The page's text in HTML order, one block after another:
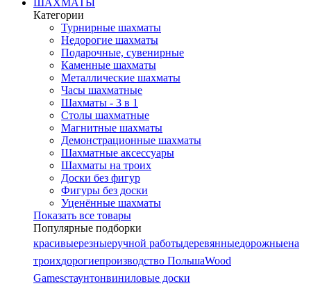
ШАХМАТЫ
Категории
Турнирные шахматы
Недорогие шахматы
Подарочные, сувенирные
Каменные шахматы
Металлические шахматы
Часы шахматные
Шахматы - 3 в 1
Столы шахматные
Магнитные шахматы
Демонстрационные шахматы
Шахматные аксессуары
Шахматы на троих
Доски без фигур
Фигуры без доски
Уценённые шахматы
Показать все товары
Популярные подборки
красивыерезныеручной работыдеревянныедорожныена
троихдорогиепроизводство ПольшаWood
Gamesстаунтонвиниловые доски